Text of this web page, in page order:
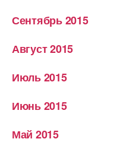
Сентябрь 2015
Август 2015
Июль 2015
Июнь 2015
Май 2015